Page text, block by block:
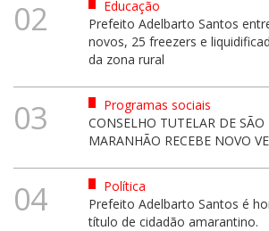
02
Educação
Prefeito Adelbarto Santos
novos, 25 freezers e
da zona rural
03
Programas sociais
CONSELHO TUTELAR DE SÃO
MARANHÃO RECEBE NOVO
04
Política
Prefeito Adelbarto Santos é
título de cidadão amarantino.